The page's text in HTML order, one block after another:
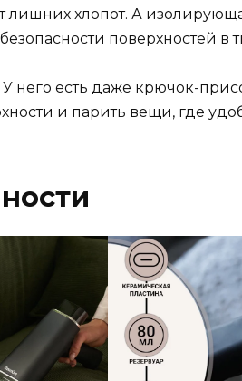
лишних хлопот. А
поверхностей в
У него есть даже крючок-
и парить вещи, где